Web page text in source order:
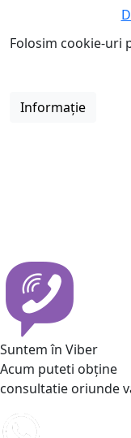
Folosim cookie-uri
Informație
Suntem în Viber
Acum puteti obține
consultatie oriunde